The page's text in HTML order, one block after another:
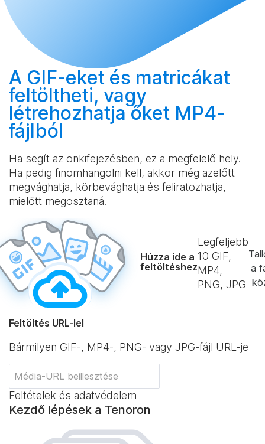
A GIF-eket és matricákat
feltöltheti, vagy
létrehozhatjaőket MP4-
fájlból
Ha segít az önkifejezésben, ez a megfelelő hely.
Ha pedig finomhangolni kell, akkor még azelőtt
megvághatja, körbevághatja és feliratozhatja,
mielőtt megosztaná.
Húzza ide a
feltöltéshez
Legfeljebb
10 GIF,
MP4,
PNG, JPG
a
Feltöltés URL-lel
Bármilyen GIF-, MP4-, PNG- vagy JPG-fájl URL-je
Feltételek és adatvédelem
Kezdő lépések a Tenoron